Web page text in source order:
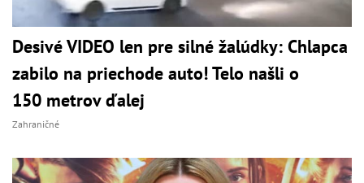
Desivé VIDEO len pre silné žalúdky: Chlapca
zabilo na priechode auto! Telo našli o
150 metrov ďalej
Zahraničné